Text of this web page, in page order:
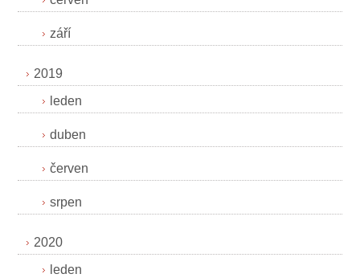
září
2019
leden
duben
červen
srpen
2020
leden